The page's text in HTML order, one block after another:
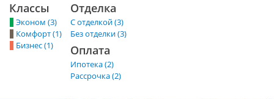
Классы
Эконом (3)
Комфорт (1)
Бизнес (1)
Отделка
С отделкой (3)
Без отделки (3)
Оплата
Ипотека (2)
Рассрочка (2)